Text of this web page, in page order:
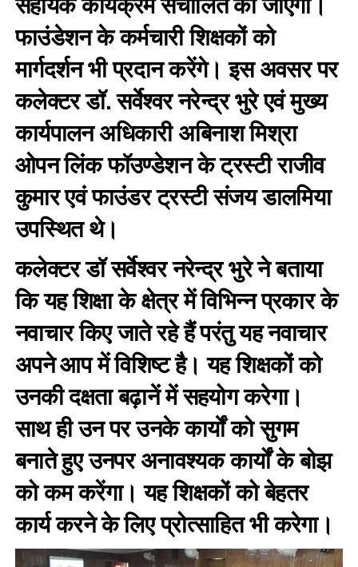
सहायक कार्यक्रम संचालित की जाएगी।
फाउंडेशन के कर्मचारी शिक्षकों को
मार्गदर्शन भी प्रदान करेंगे। इस अवसर पर
कलेक्टर डॉ. सर्वेश्वर नरेन्द्र भुरे एवं मुख्य
कार्यपालन अधिकारी अबिनाश मिश्रा
ओपन लिंक फॉउण्डेशन के ट्रस्टी राजीव
कुमार एवं फाउंडर ट्रस्टी संजय डालमिया
उपस्थित थे।
कलेक्टर डॉ सर्वेश्वर नरेन्द्र भुरे ने बताया
कि यह शिक्षा के क्षेत्र में विभिन्न प्रकार के
नवाचार किए जाते रहे हैं परंतु यह नवाचार
अपने आप में विशिष्ट है। यह शिक्षकों को
उनकी दक्षता बढ़ानें में सहयोग करेगा।
साथ ही उन पर उनके कार्याें को सुगम
बनाते हुए उनपर अनावश्यक कार्यों के बोझ
को कम करेंगा। यह शिक्षकों को बेहतर
कार्य करने के लिए प्रोत्साहित भी करेगा।